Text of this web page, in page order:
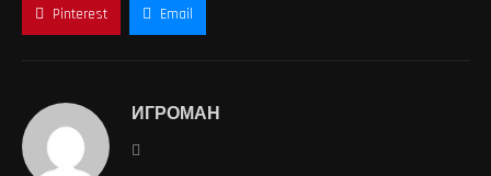
Pinterest Email
ИГРОМАН